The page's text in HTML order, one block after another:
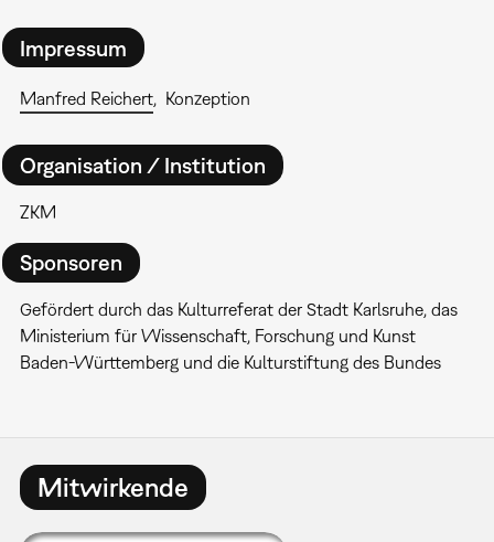
Impressum
Manfred Reichert Konzeption
Organisation / Institution
ZKM
Sponsoren
Gefördert durch das Kulturreferat der Stadt Karlsruhe, das
Ministerium für Wissenschaft, Forschung und Kunst
Baden-Württemberg und die Kulturstiftung des Bundes
Mitwirkende